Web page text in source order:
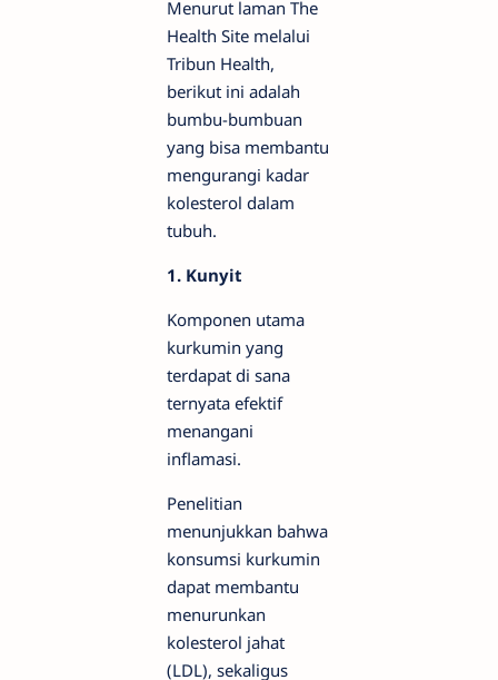
Menurut laman The
Health Site melalui
Tribun Health,
berikut ini adalah
bumbu-bumbuan
yang bisa membantu
mengurangi kadar
kolesterol dalam
tubuh.
1. Kunyit
Komponen utama
kurkumin yang
terdapat di sana
ternyata efektif
menangani
inflamasi.
Penelitian
menunjukkan bahwa
konsumsi kurkumin
dapat membantu
menurunkan
kolesterol jahat
(LDL), sekaligus